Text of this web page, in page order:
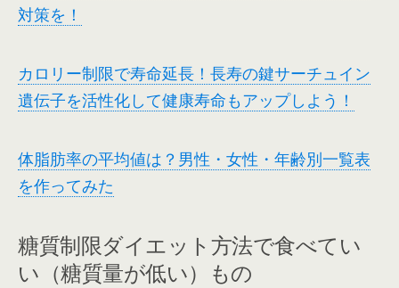
対策を！
カロリー制限で寿命延長！長寿の鍵サーチュイン
遺伝子を活性化して健康寿命もアップしよう！
体脂肪率の平均値は？男性・女性・年齢別一覧表
を作ってみた
糖質制限ダイエット方法で食べてい
い（糖質量が低い）もの